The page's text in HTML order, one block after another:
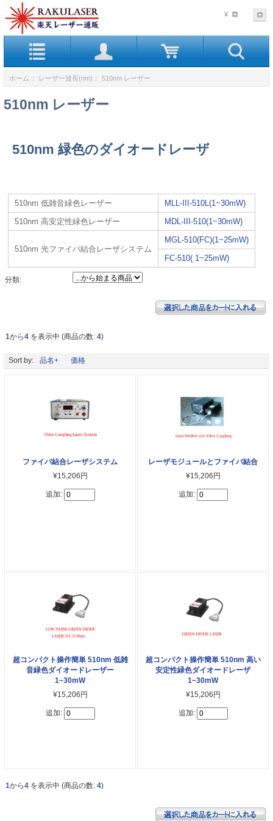
¥
ホーム :: レーザー波長(nm) :: 510nm レーザー
510nm レーザー
510nm 緑色のダイオードレーザ
510nm 低雑音緑色レーザー
MLL-III-510L(1~30mW)
510nm 高安定性緑色レーザー
MDL-III-510(1~30mW)
510nm 光ファイバ結合レーザシステム
MGL-510(FC)(1~25mW)
FC-510( 1~25mW)
分類:
1から4 を表示中 (商品の数: 4)
Sort by: 品名+ 価格
ファイバ結合レーザシステム
¥15,206円
追加:
レーザモジュールとファイバ結合
¥15,206円
追加:
超コンパクト操作簡単 510nm 低雑
音緑色ダイオードレーザー
1~30mW
¥15,206円
追加:
超コンパクト操作簡単 510nm 高い
安定性緑色ダイオードレーザ
1~30mW
¥15,206円
追加:
1から4 を表示中 (商品の数: 4)